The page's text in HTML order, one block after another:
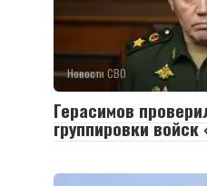
Новости СВО
Герасимов
группировки